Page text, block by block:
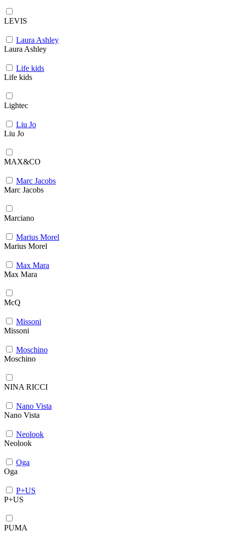
LEVIS
Laura Ashley
Laura Ashley
Life kids
Life kids
Lightec
Liu Jo
Liu Jo
MAX&CO
Marc Jacobs
Marc Jacobs
Marciano
Marius Morel
Marius Morel
Max Mara
Max Mara
McQ
Missoni
Missoni
Moschino
Moschino
NINA RICCI
Nano Vista
Nano Vista
Neolook
Neolook
Oga
Oga
P+US
P+US
PUMA